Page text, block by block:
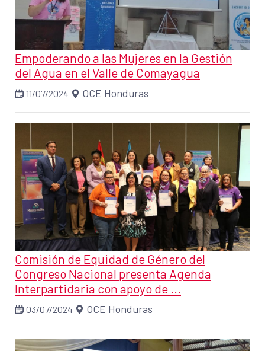
Empoderando a las Mujeres en la Gestión
del Agua en el Valle de Comayagua
11/07/2024 OCE Honduras
Comisión de Equidad de Género del
Congreso Nacional presenta Agenda
Interpartidaria con apoyo de ...
03/07/2024 OCE Honduras